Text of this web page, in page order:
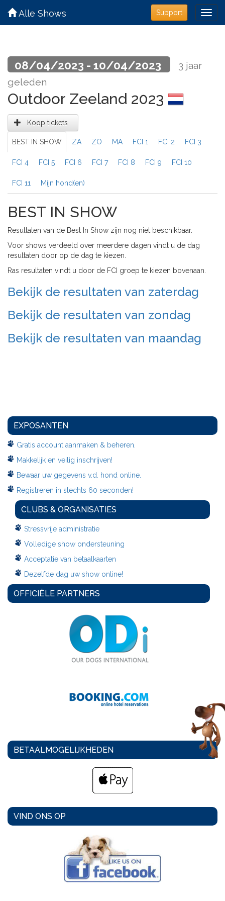
Support
Alle Shows
08/04/2023 - 10/04/2023
3 jaar
geleden
Outdoor Zeeland 2023
Koop tickets
BEST IN SHOW ZA ZO MA FCI 1 FCI 2 FCI 3
FCI 4 FCI 5 FCI 6 FCI 7 FCI 8 FCI 9 FCI 10
FCI 11 Mijn hond(en)
BEST IN SHOW
Resultaten van de Best In Show zijn nog niet beschikbaar.
Voor shows verdeeld over meerdere dagen vindt u de dag
resultaten door op de dag te kiezen.
Ras resultaten vindt u door de FCI groep te kiezen bovenaan.
Bekijk de resultaten van zaterdag
Bekijk de resultaten van zondag
Bekijk de resultaten van maandag
EXPOSANTEN
Gratis account aanmaken & beheren.
Makkelijk en veilig inschrijven!
Bewaar uw gegevens v.d. hond online.
Registreren in slechts 60 seconden!
CLUBS & ORGANISATIES
Stressvrije administratie
Volledige show ondersteuning
Acceptatie van betaalkaarten
Dezelfde dag uw show online!
OFFICIËLE PARTNERS
BETAALMOGELIJKHEDEN
VIND ONS OP